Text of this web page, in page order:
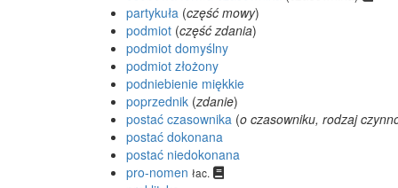
partykuła (część mowy)
podmiot (część zdania)
podmiot domyślny
podmiot złożony
podniebienie miękkie
poprzednik (zdanie)
postać czasownika (o czasowniku, rodzaj
postać dokonana
postać niedokonana
pro-nomen łac.